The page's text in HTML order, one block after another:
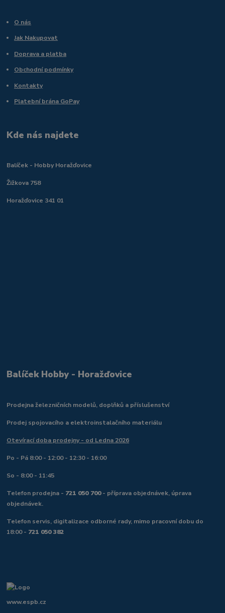
O nás
Jak Nakupovat
Doprava a platba
Obchodní podmínky
Kontakty
Platební brána GoPay
Kde nás najdete
Balíček - Hobby Horažďovice
Žižkova 758
Horažďovice 341 01
Balíček Hobby - Horažďovice
Prodejna železničních modelů, doplňků a příslušenství
Prodej spojovacího a elektroinstalačního materiálu
Otevírací doba prodejny - od Ledna 2026
Po - Pá 8:00 - 12:00 - 12:30 - 16:00
So - 8:00 - 11:45
Telefon prodejna - 721 050 700- příprava objednávek, úprava
objednávek.
Telefon servis, digitalizace odborné rady, mimo pracovní dobu do
18:00 - 721 050 382
www.espb.cz